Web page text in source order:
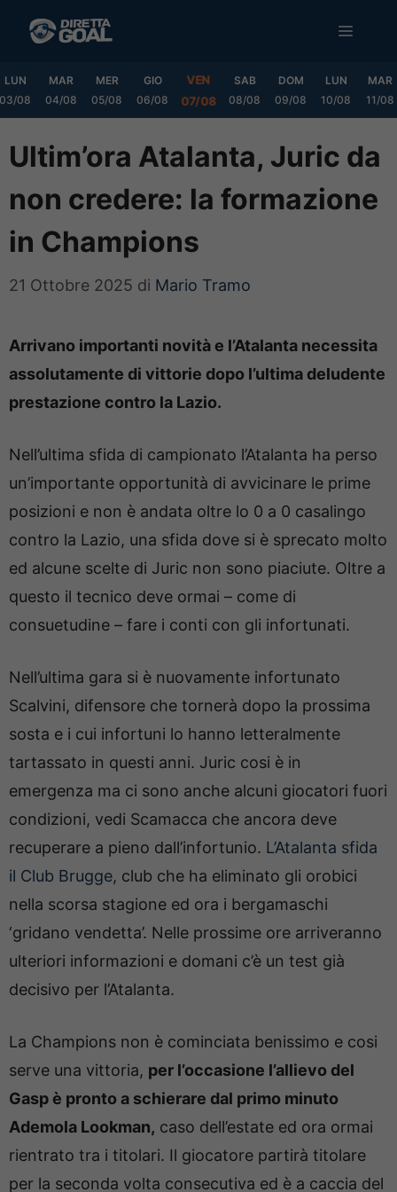
MENU
LUN
03/08
MAR
04/08
MER
05/08
GIO
06/08
VEN
07/08
SAB
08/08
DOM
09/08
LUN
10/08
MAR
11/08
Ultim’ora Atalanta, Juric da
non credere: la formazione
in Champions
21 Ottobre 2025 di Mario Tramo
Arrivano importanti novità e l’Atalanta necessita
assolutamente di vittorie dopo l’ultima deludente
prestazione contro la Lazio.
Nell’ultima sfida di campionato l’Atalanta ha perso
un’importante opportunità di avvicinare le prime
posizioni e non è andata oltre lo 0 a 0 casalingo
contro la Lazio, una sfida dove si è sprecato molto
ed alcune scelte di Juric non sono piaciute. Oltre a
questo il tecnico deve ormai – come di
consuetudine – fare i conti con gli infortunati.
Nell’ultima gara si è nuovamente infortunato
Scalvini, difensore che tornerà dopo la prossima
sosta e i cui infortuni lo hanno letteralmente
tartassato in questi anni. Juric cosi è in
emergenza ma ci sono anche alcuni giocatori fuori
condizioni, vedi Scamacca che ancora deve
recuperare a pieno dall’infortunio. L’Atalanta sfida
il Club Brugge, club che ha eliminato gli orobici
nella scorsa stagione ed ora i bergamaschi
‘gridano vendetta’. Nelle prossime ore arriveranno
ulteriori informazioni e domani c’è un test già
decisivo per l’Atalanta.
La Champions non è cominciata benissimo e cosi
serve una vittoria, per l’occasione l’allievo del
Gasp è pronto a schierare dal primo minuto
Ademola Lookman, caso dell’estate ed ora ormai
rientrato tra i titolari. Il giocatore partirà titolare
per la seconda volta consecutiva ed è a caccia del